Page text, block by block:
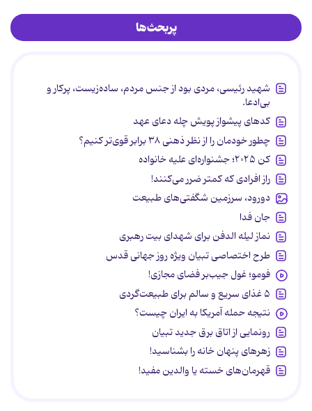
پربحث‌ها
شهید رئیسی، مردی بود از جنس مردم، ساده‌زیست، پرکار و
بی‌ادعا.
کدهای پیشواز پویش چله دعای عهد
چطور خودمان را از نظر ذهنی ۳۸ برابر قوی‌تر کنیم؟
کن ۲۰۲۵؛ جشنواره‌ای علیه خانواده
راز افرادی که کمتر ضرر می‌کنند!
دورود، سرزمین شگفتی‌های طبیعت
جان فدا
نماز لیله الدفن برای شهدای بیت رهبری
طرح اختصاصی تبیان ویژه روز جهانی قدس
فومو؛ غول جیب‌بر فضای مجازی!
۵ غذای سریع و سالم برای طبیعت‌گردی
نتیجه حمله آمریکا به ایران چیست؟
رونمایی از اتاق برق جدید تبیان
زهرهای پنهان خانه را بشناسید!
قهرمان‌های خسته یا والدین مفید!